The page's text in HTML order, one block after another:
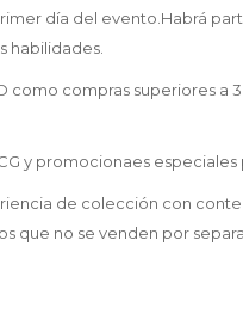
día del evento.Habrá
habilidades.
como compras superiores a
y promocionaes especiales
de colección con
que no se venden por